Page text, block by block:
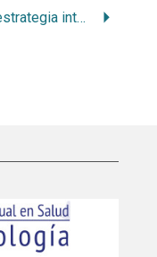
Una estrategia interdisciplinaria para la formación de grado en la atención odontológica de niños y adolescentes